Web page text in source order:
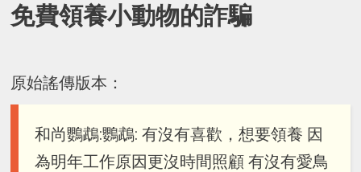
免費領養小動物的詐騙
原始謠傳版本：
和尚鸚鵡:鸚鵡: 有沒有喜歡，想要領養 因
為明年工作原因更沒時間照顧 有沒有愛鳥